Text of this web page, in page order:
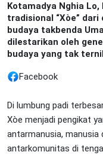
Kotamadya Nghia
tradisional “Xòe”
budaya takbenda
dilestarikan oleh
budaya yang tak
Facebook
Di lumbung padi
Xòe menjadi pengikat
antarmanusia, manusia
antarkomunitas di